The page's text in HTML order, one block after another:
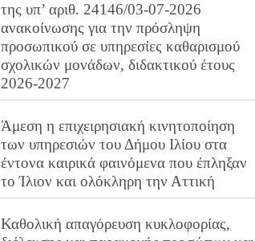
της υπ’ αριθ. 24146/03-07-2026
ανακοίνωσης για την πρόσληψη
προσωπικού σε υπηρεσίες καθαρισμού
σχολικών μονάδων, διδακτικού έτους
2026-2027
Άμεση η επιχειρησιακή κινητοποίηση
των υπηρεσιών του Δήμου Ιλίου στα
έντονα καιρικά φαινόμενα που έπληξαν
το Ίλιον και ολόκληρη την Αττική
Καθολική απαγόρευση κυκλοφορίας,